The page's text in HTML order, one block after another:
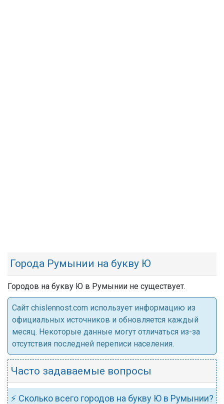
Города Румынии на букву Ю
Городов на букву Ю в Румынии не существует.
Cайт chislennost.com использует информацию из
официальных источников и обновляется каждый
месяц. Некоторые данные могут отличаться из-за
отсутствия последней переписи населения.
Часто задаваемые вопросы
⚡ Сколько всего городов на букву Ю в Румынии?